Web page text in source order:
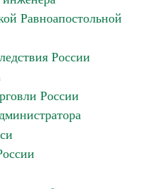
Равноапостольной
России
России